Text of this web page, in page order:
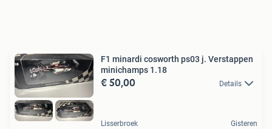
F1 minardi cosworth ps03 j. Verstappen
minichamps 1.18
€ 50,00 Details
Lisserbroek Gisteren